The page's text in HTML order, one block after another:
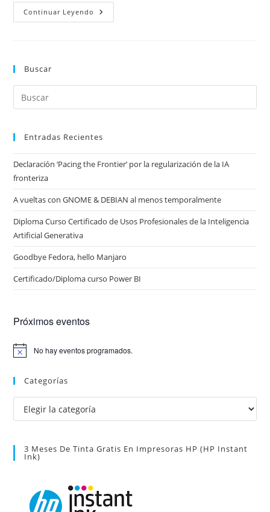
Continuar Leyendo SMS
Linying
Buscar
Entradas Recientes
Declaración ‘Pacing the Frontier’ por la regularización de la IA
fronteriza
A vueltas con GNOME & DEBIAN al menos temporalmente
Diploma Curso Certificado de Usos Profesionales de la Inteligencia
Artificial Generativa
Goodbye Fedora, hello Manjaro
Certificado/Diploma curso Power BI
Próximos eventos
A
s
No hay eventos programados.
Categorías
Categorías
3 Meses De Tinta Gratis En Impresoras HP (HP Instant
Ink)